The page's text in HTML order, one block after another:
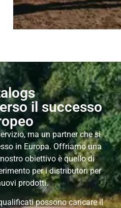
il successo
ma un partner che si
in Europa. Offriamo una
obiettivo è quello di
per i distributori per
prodotti.
possono caricare il